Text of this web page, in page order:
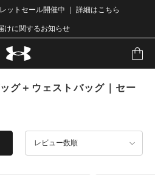
ットセール開催中 ｜ 詳細はこちら
けに関するお知らせ
グ＋ウェストバッグ｜セー
レビュー数順